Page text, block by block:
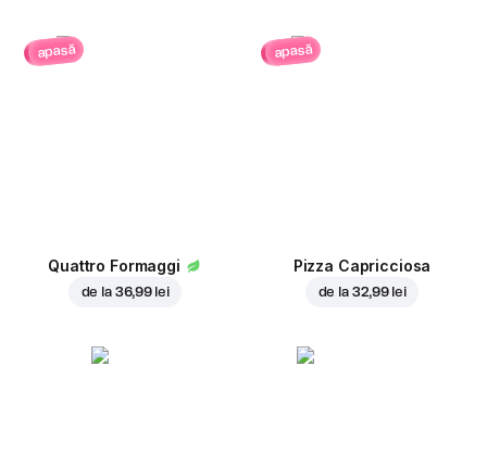
apasă
Quattro Formaggi
de la 36,99 lei
apasă
Pizza Capricciosa
de la 32,99 lei